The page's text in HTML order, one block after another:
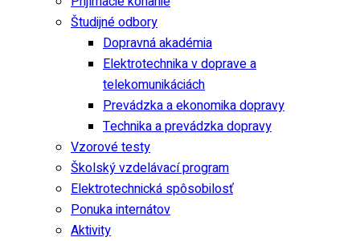
Študijné odbory
Dopravná akadémia
Elektrotechnika v doprave a
telekomunikáciách
Prevádzka a ekonomika dopravy
Technika a prevádzka dopravy
Vzorové testy
Školský vzdelávací program
Elektrotechnická spôsobilosť
Ponuka internátov
Aktivity